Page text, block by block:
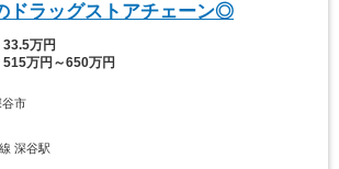
ドラッグストアチェーン◎
33.5万円
515万円～650万円
谷市
深谷駅